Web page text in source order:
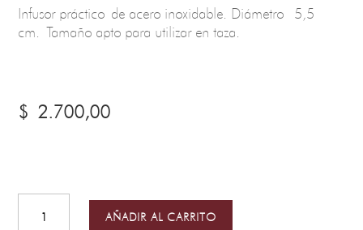
Infusor práctico de acero inoxidable. Diámetro 5,5
cm. Tamaño apto para utilizar en taza.
$ 2.700,00
con
Cadena
AÑADIR AL CARRITO